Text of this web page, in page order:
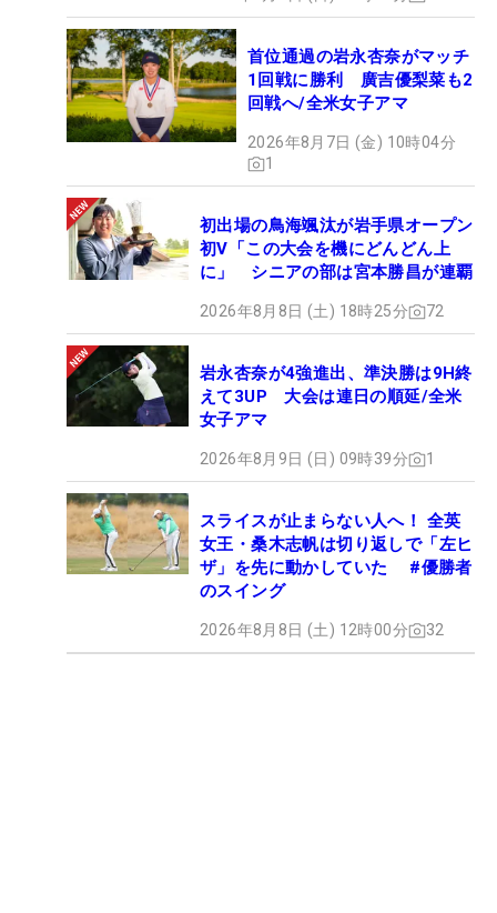
首位通過の岩永杏奈がマッチ
1回戦に勝利 廣吉優梨菜も2
回戦へ/全米女子アマ
2026年8月7日 (金) 10時04分
1
初出場の鳥海颯汰が岩手県オープン
初V「この大会を機にどんどん上
に」 シニアの部は宮本勝昌が連覇
2026年8月8日 (土) 18時25分 72
岩永杏奈が4強進出、準決勝は9H終
えて3UP 大会は連日の順延/全米
女子アマ
2026年8月9日 (日) 09時39分 1
スライスが止まらない人へ！ 全英
女王・桑木志帆は切り返しで「左ヒ
ザ」を先に動かしていた #優勝者
のスイング
2026年8月8日 (土) 12時00分 32